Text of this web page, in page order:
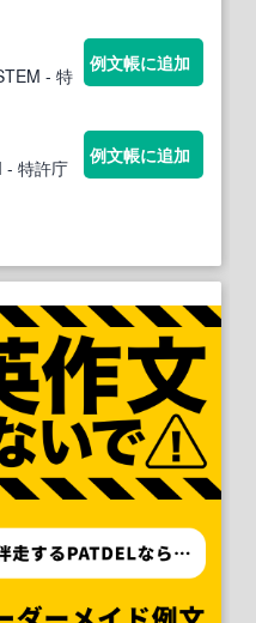
- 特
例文帳に追加
- 特許庁
例文帳に追加